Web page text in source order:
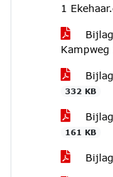
1
Kampweg
332 KB
161 KB